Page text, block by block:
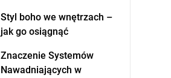
Styl boho we wnętrzach –
jak go osiągnąć
Znaczenie Systemów
Nawadniających w